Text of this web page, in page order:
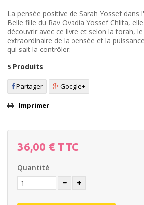
La pensée positive de Sarah Yossef dans
Belle fille du Rav Ovadia Yossef Chlita,
découvrir avec ce livre et selon la torah,
extraordinaire de la pensée et la
qui sait la contrôler.
5 Produits
Partager Google+
Imprimer
36,00 € TTC
Quantité